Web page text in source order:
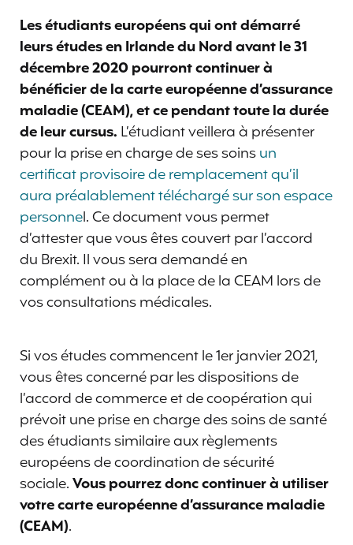
Les étudiants européens qui ont démarré
leurs études en Irlande du Nord avant le 31
décembre 2020 pourront continuer à
bénéficier de la carte européenne d’assurance
maladie (CEAM), et ce pendant toute la durée
de leur cursus. L’étudiant veillera à présenter
pour la prise en charge de ses soinsun
certificat provisoire de remplacement qu’il
aura préalablement téléchargé sur son espace
personnel. Ce document vous permet
d’attester que vous êtes couvert par l’accord
du Brexit. Il vous sera demandé en
complément ou à la place de la CEAM lors de
vos consultations médicales.
Si vos études commencent le 1er janvier 2021,
vous êtes concerné par les dispositions de
l’accord de commerce et de coopération qui
prévoit une prise en charge des soins de santé
des étudiants similaire aux règlements
européens de coordination de sécurité
sociale.Vous pourrez donc continuer à utiliser
votre carte européenne d’assurance maladie
(CEAM).